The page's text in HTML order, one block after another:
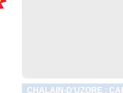
CHALAIN-D'UZORE :